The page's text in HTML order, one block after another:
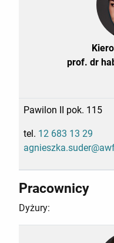
prof. dr
Pawilon II pok. 115
tel. 12 683 13 29
Pracownicy
Dyżury: